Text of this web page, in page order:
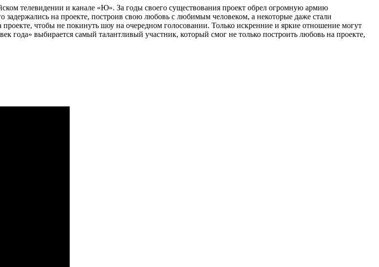
телевидении и канале «Ю». За годы своего существования проект обрел огромную армию
на проекте, построив свою любовь с любимым человеком, а некоторые даже стали
чтобы не покинуть шоу на очередном голосовании. Только искренние и яркие отношение могут
года» выбирается самый талантливый участник, который смог не только построить любовь на проекте,